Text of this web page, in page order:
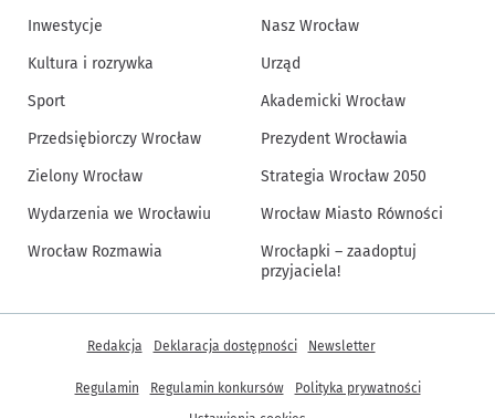
Inwestycje
Kultura i rozrywka
Sport
Przedsiębiorczy Wrocław
Zielony Wrocław
Wydarzenia we Wrocławiu
Wrocław Rozmawia
Nasz Wrocław
Urząd
Akademicki Wrocław
Prezydent Wrocławia
Strategia Wrocław 2050
Wrocław Miasto Równości
Wrocłapki – zaadoptuj
przyjaciela!
Inne informacje
Redakcja Deklaracja dostępności Newsletter
Regulamin Regulamin konkursów
Polityka prywatności